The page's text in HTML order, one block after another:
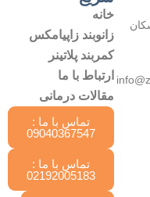
خانه
زانوبند زاپیامکس
کمربند پلاتینر
ارتباط با ما
مقالات درمانی
تماس با ما :
09040367547
تماس با ما :
02192005183